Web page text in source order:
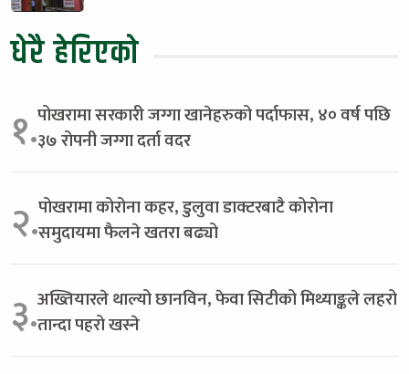
धेरै हेरिएको
१.पोखरामा सरकारी जग्गा खानेहरुको पर्दाफास, ४० वर्ष पछि
३७ रोपनी जग्गा दर्ता वदर
२.पोखरामा कोरोना कहर, डुलुवा डाक्टरबाटै कोरोना
समुदायमा फैलने खतरा बढ्यो
३.अख्तियारले थाल्यो छानविन, फेवा सिटीको मिथ्याङ्कले लहरो
तान्दा पहरो खस्ने